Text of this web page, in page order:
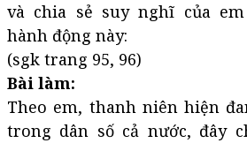
và chia sẻ suy nghĩ của
hành động này:
(sgk trang 95, 96)
Bài làm:
Theo em, thanh niên hiện
trong dân số cả nước, đây